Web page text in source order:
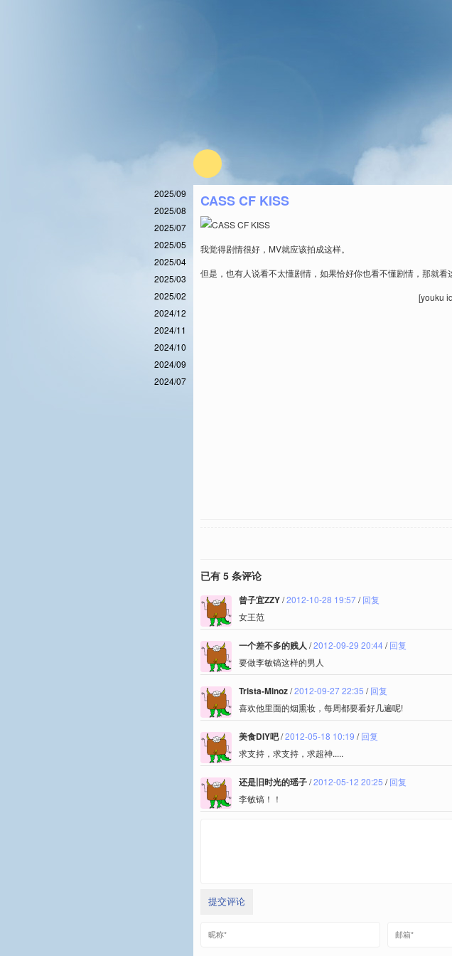
2025/09
2025/08
2025/07
2025/05
2025/04
2025/03
2025/02
2024/12
2024/11
2024/10
2024/09
2024/07
CASS CF KISS
我觉得剧情很好，MV就应该拍成这样。
但是，也有人说看不太懂剧情，如果恰好你也看不懂剧情，那就看
[youku
已有 5 条评论
曾子宜ZZY/2012-10-28 19:57/回复
女王范
一个差不多的贱人 /2012-09-29 20:44/回复
要做李敏镐这样的男人
Trista-Minoz/2012-09-27 22:35 /回复
喜欢他里面的烟熏妆，每周都要看好几遍呢!
美食DIY吧/2012-05-18 10:19 /回复
求支持，求支持，求超神.....
还是旧时光的瑶子/2012-05-12 20:25 /回复
李敏镐！！
提交评论